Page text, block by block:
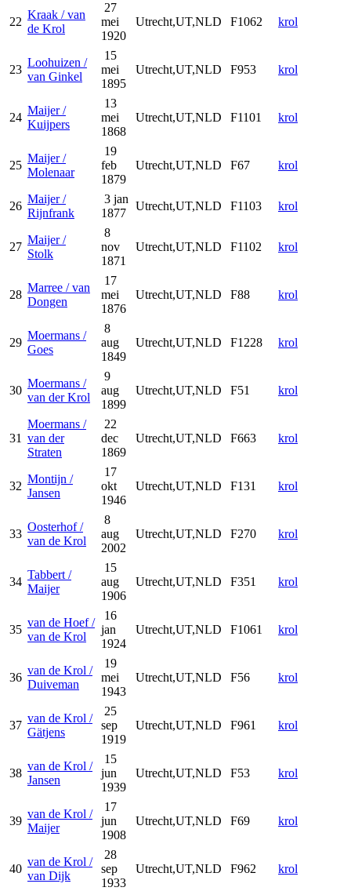
22
Kraak / van
de Krol
27
mei
1920
Utrecht,UT,NLD F1062 krol
23
Loohuizen /
van Ginkel
15
mei
1895
Utrecht,UT,NLD F953 krol
24
Maijer /
Kuijpers
13
mei
1868
Utrecht,UT,NLD F1101 krol
25
Maijer /
Molenaar
19
feb
1879
Utrecht,UT,NLD F67 krol
26
Maijer /
Rijnfrank
3 jan
1877
Utrecht,UT,NLD F1103 krol
27
Maijer /
Stolk
8
nov
1871
Utrecht,UT,NLD F1102 krol
28
Marree / van
Dongen
17
mei
1876
Utrecht,UT,NLD F88 krol
29
Moermans /
Goes
8
aug
1849
Utrecht,UT,NLD F1228 krol
30
Moermans /
van der Krol
9
aug
1899
Utrecht,UT,NLD F51 krol
31
Moermans /
van der
Straten
22
dec
1869
Utrecht,UT,NLD F663 krol
32
Montijn /
Jansen
17
okt
1946
Utrecht,UT,NLD F131 krol
33
Oosterhof /
van de Krol
8
aug
2002
Utrecht,UT,NLD F270 krol
34
Tabbert /
Maijer
15
aug
1906
Utrecht,UT,NLD F351 krol
35
van de Hoef /
van de Krol
16
jan
1924
Utrecht,UT,NLD F1061 krol
36
van de Krol /
Duiveman
19
mei
1943
Utrecht,UT,NLD F56 krol
37
van de Krol /
Gätjens
25
sep
1919
Utrecht,UT,NLD F961 krol
38
van de Krol /
Jansen
15
jun
1939
Utrecht,UT,NLD F53 krol
39
van de Krol /
Maijer
17
jun
1908
Utrecht,UT,NLD F69 krol
40
van de Krol /
van Dijk
28
sep
1933
Utrecht,UT,NLD F962 krol